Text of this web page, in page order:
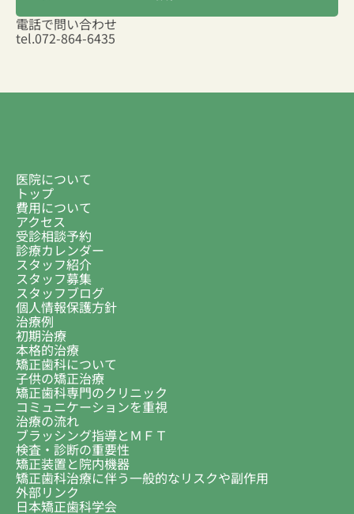
電話で問い合わせ
tel.072-864-6435
医院について
トップ
費用について
アクセス
受診相談予約
診療カレンダー
スタッフ紹介
スタッフ募集
スタッフブログ
個人情報保護方針
治療例
初期治療
本格的治療
矯正歯科について
子供の矯正治療
矯正歯科専門のクリニック
コミュニケーションを重視
治療の流れ
ブラッシング指導とＭＦＴ
検査・診断の重要性
矯正装置と院内機器
矯正歯科治療に伴う一般的なリスクや副作用
外部リンク
日本矯正歯科学会